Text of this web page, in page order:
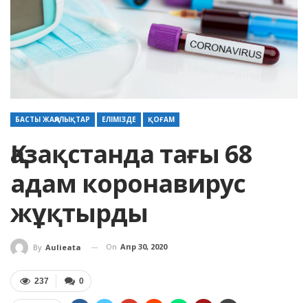
БАСТЫ ЖАҢАЛЫҚТАР ЕЛІМІЗДЕ ҚОҒАМ
Қазақстанда тағы 68
адам коронавирус
жұқтырды
By Aulieata On Апр 30, 2020
0
237